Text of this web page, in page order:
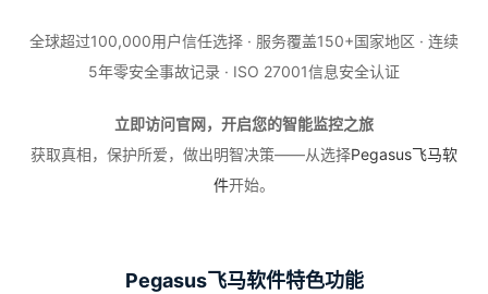
全球超过100,000用户信任选择 · 服务覆盖150+国家地区 · 连续
5年零安全事故记录 · ISO 27001信息安全认证
立即访问官网，开启您的智能监控之旅
获取真相，保护所爱，做出明智决策——从选择Pegasus飞马软
件开始。
Pegasus飞马软件特色功能